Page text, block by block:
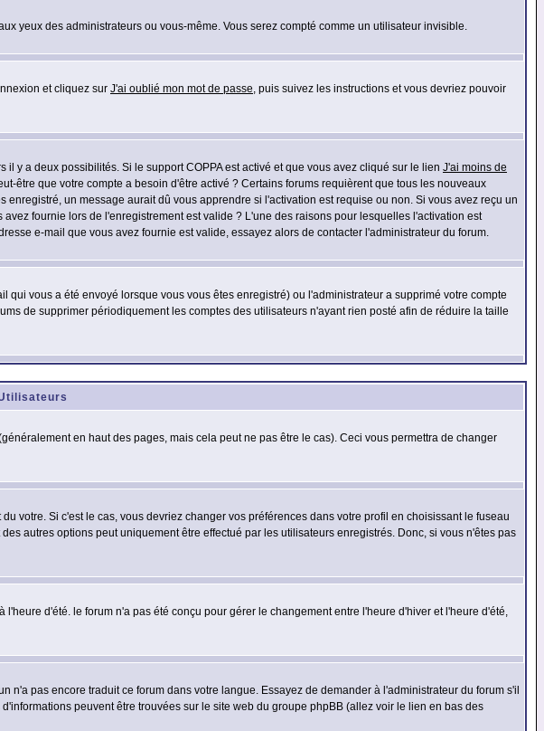
yeux des administrateurs ou vous-même. Vous serez compté comme un utilisateur invisible.
et cliquez sur J'ai oublié mon mot de passe, puis suivez les instructions et vous devriez pouvoir
y a deux possibilités. Si le support COPPA est activé et que vous avez cliqué sur le lien J'ai moins de
être que votre compte a besoin d'être activé ? Certains forums requièrent que tous les nouveaux
un message aurait dû vous apprendre si l'activation est requise ou non. Si vous avez reçu un
fournie lors de l'enregistrement est valide ? L'une des raisons pour lesquelles l'activation est
e-mail que vous avez fournie est valide, essayez alors de contacter l'administrateur du forum.
vous a été envoyé lorsque vous vous êtes enregistré) ou l'administrateur a supprimé votre compte
de supprimer périodiquement les comptes des utilisateurs n'ayant rien posté afin de réduire la taille
en haut des pages, mais cela peut ne pas être le cas). Ceci vous permettra de changer
votre. Si c'est le cas, vous devriez changer vos préférences dans votre profil en choisissant le fuseau
autres options peut uniquement être effectué par les utilisateurs enregistrés. Donc, si vous n'êtes pas
d'été. le forum n'a pas été conçu pour gérer le changement entre l'heure d'hiver et l'heure d'été,
pas encore traduit ce forum dans votre langue. Essayez de demander à l'administrateur du forum s'il
peuvent être trouvées sur le site web du groupe phpBB (allez voir le lien en bas des